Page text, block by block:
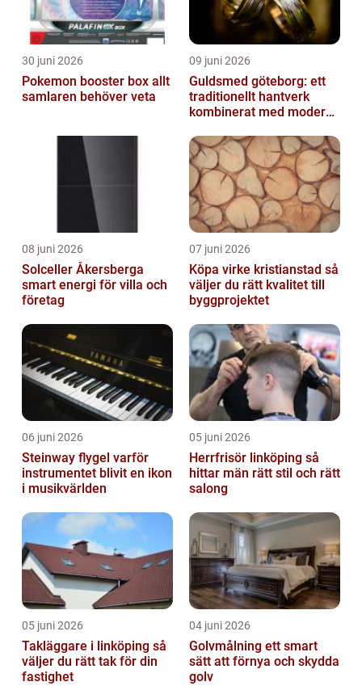
30 juni 2026
Pokemon booster box allt
samlaren behöver veta
09 juni 2026
Guldsmed göteborg: ett
traditionellt hantverk
kombinerat med modern
08 juni 2026
Solceller Åkersberga
smart energi för villa och
företag
07 juni 2026
Köpa virke kristianstad så
väljer du rätt kvalitet till
byggprojektet
06 juni 2026
Steinway flygel varför
instrumentet blivit en ikon
i musikvärlden
05 juni 2026
Herrfrisör linköping så
hittar män rätt stil och rätt
salong
05 juni 2026
Takläggare i linköping så
väljer du rätt tak för din
fastighet
04 juni 2026
Golvmålning ett smart
sätt att förnya och skydda
golv